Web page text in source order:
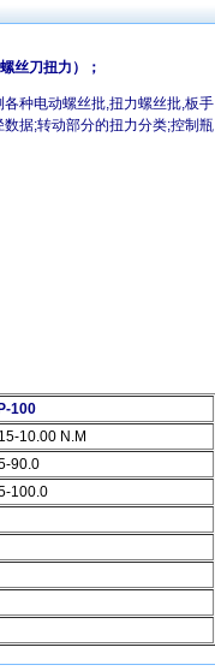
丝刀扭力）；
种电动螺丝批,扭力螺丝批,板手
据;转动部分的扭力分类;控制瓶
100
10.00 N.M
90.0
100.0